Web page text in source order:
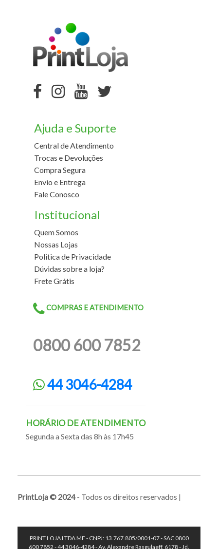
Ajuda e Suporte
Central de Atendimento
Trocas e Devoluções
Compra Segura
Envio e Entrega
Fale Conosco
Institucional
Quem Somos
Nossas Lojas
Politica de Privacidade
Dúvidas sobre a loja?
Frete Grátis
COMPRAS E ATENDIMENTO
0800 600 7852
44 3046-4284
HORÁRIO DE ATENDIMENTO
Segunda a Sexta das 8h às 17h45
PrintLoja © 2024- Todos os direitos reservados |
PRINT LOJA LTDA ME - CNPJ: 13.767.805/0001-07 - SAC 0800
600 7852 - 44 3046-4284 - Av. Alexandre Rasgulaeff, 6178 - Jd.